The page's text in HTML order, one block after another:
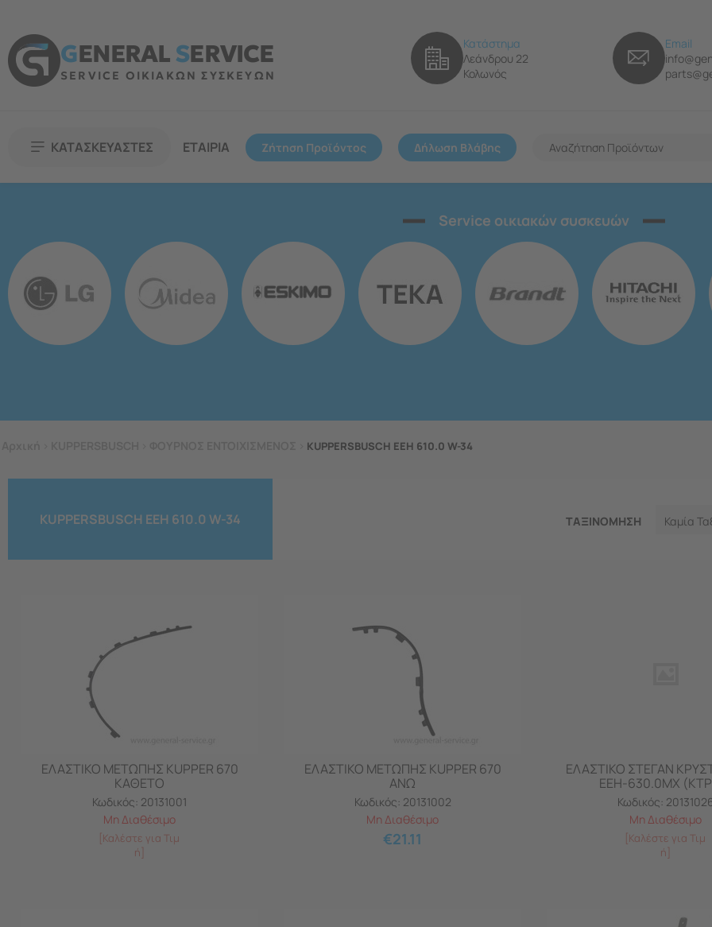
GENERALSERVICE
SERVICE ΟΙΚΙΑΚΩΝ ΣΥΣΚΕΥΩΝ
Κατάστημα
Λεάνδρου 22
Κολωνός
Email
ΚΑΤΑΣΚΕΥΑΣΤΕΣ ΕΤΑΙΡΙΑ Ζήτηση Προϊόντος Δήλωση Βλάβης
Service οικιακών συσκευών
KUPPERSBUSCH EEH 610.0 W-34
KUPPERSBUSCH EEH 610.0 W-34 ΤΑΞΙΝΟΜΗΣΗ Καμία
ΕΛΑΣΤΙΚΟ ΜΕΤΩΠΗΣ KUPPER 670
ΚΑΘΕΤΟ
Κωδικός: 20131001
Μη Διαθέσιμο
[Καλέστε για Τιμ
ή]
ΕΛΑΣΤΙΚΟ ΜΕΤΩΠΗΣ KUPPER 670
ΑΝΩ
Κωδικός: 20131002
Μη Διαθέσιμο
€21.11
ΕΛΑΣΤΙΚΟ ΣΤΕΓΑΝ
ΕΕΗ-630.0ΜΧ
Κωδικός:
Μη Διαθέσιμο
[Καλέστε για Τιμ
ή]